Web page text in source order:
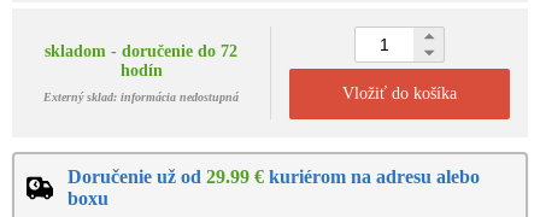
skladom - doručenie do 72
hodín
Externý sklad: informácia nedostupná Vložiť do košíka
Doručenie už od 29.99 € kuriérom na adresu alebo
boxu